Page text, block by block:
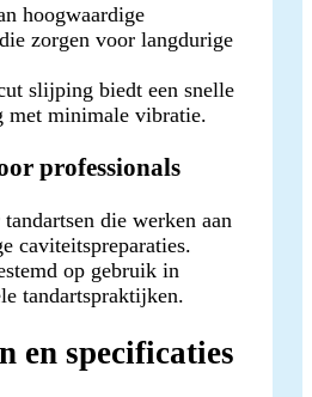
hoogwaardige
zorgen voor langdurige
slijping biedt een snelle
met minimale vibratie.
professionals
die werken aan
caviteitspreparaties.
op gebruik in
tandartspraktijken.
en specificaties